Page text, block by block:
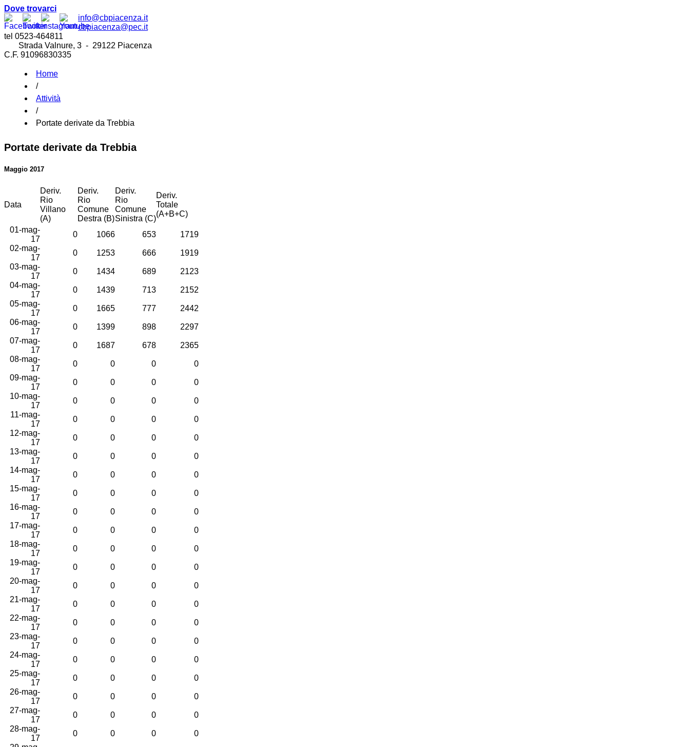
Dove trovarci
info@cbpiacenza.it
cbpiacenza@pec.it
tel 0523-464811
Strada Valnure, 3 - 29122 Piacenza
C.F. 91096830335
Home
/
Attività
/
Portate derivate da Trebbia
Portate derivate da Trebbia
Maggio 2017
Data
Deriv.
Rio
Villano
(A)
Deriv.
Rio
Comune
Destra (B)
Deriv.
Rio
Comune
Sinistra (C)
Deriv.
Totale
(A+B+C)
01-mag-
17
0 1066 653
1719
02-mag-
17
0 1253 666
1919
03-mag-
17
0 1434 689
2123
04-mag-
17
0 1439 713
2152
05-mag-
17
0 1665 777
2442
06-mag-
17
0 1399 898
2297
07-mag-
17
0 1687 678
2365
08-mag-
17
0 0 0
0
09-mag-
17
0 0 0
0
10-mag-
17
0 0 0
0
11-mag-
17
0 0 0
0
12-mag-
17
0 0 0
0
13-mag-
17
0 0 0
0
14-mag-
17
0 0 0
0
15-mag-
17
0 0 0
0
16-mag-
17
0 0 0
0
17-mag-
17
0 0 0
0
18-mag-
17
0 0 0
0
19-mag-
17
0 0 0
0
20-mag-
17
0 0 0
0
21-mag-
17
0 0 0
0
22-mag-
17
0 0 0
0
23-mag-
17
0 0 0
0
24-mag-
17
0 0 0
0
25-mag-
17
0 0 0
0
26-mag-
17
0 0 0
0
27-mag-
17
0 0 0
0
28-mag-
17
0 0 0
0